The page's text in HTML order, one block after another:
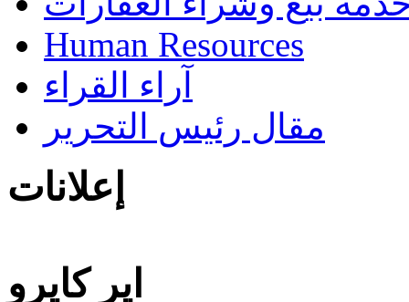
Human Resources
آراء القراء
مقال رئيس التحرير
إعلانات
اير كايرو